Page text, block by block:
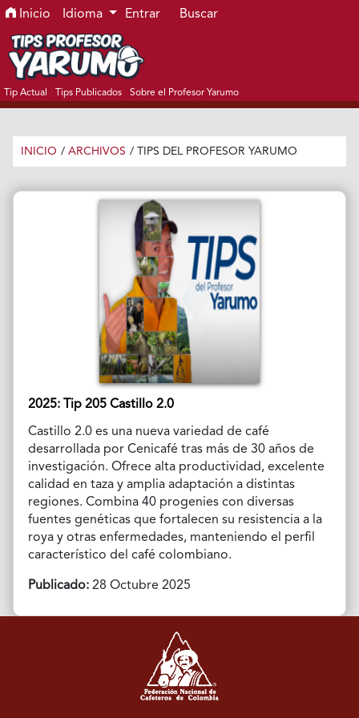
Ir al menú de navegación principal
Ir al contenido principal
Ir al pie de página del sitio
Inicio Idioma Entrar Buscar
Tip Actual Tips Publicados Sobre el Profesor Yarumo
INICIO / ARCHIVOS / TIPS DEL PROFESOR YARUMO
2025: Tip 205 Castillo 2.0
Castillo 2.0 es una nueva variedad de café
desarrollada por Cenicafé tras más de 30 años de
investigación. Ofrece alta productividad, excelente
calidad en taza y amplia adaptación a distintas
regiones. Combina 40 progenies con diversas
fuentes genéticas que fortalecen su resistencia a la
roya y otras enfermedades, manteniendo el perfil
característico del café colombiano.
Publicado:28 Octubre 2025